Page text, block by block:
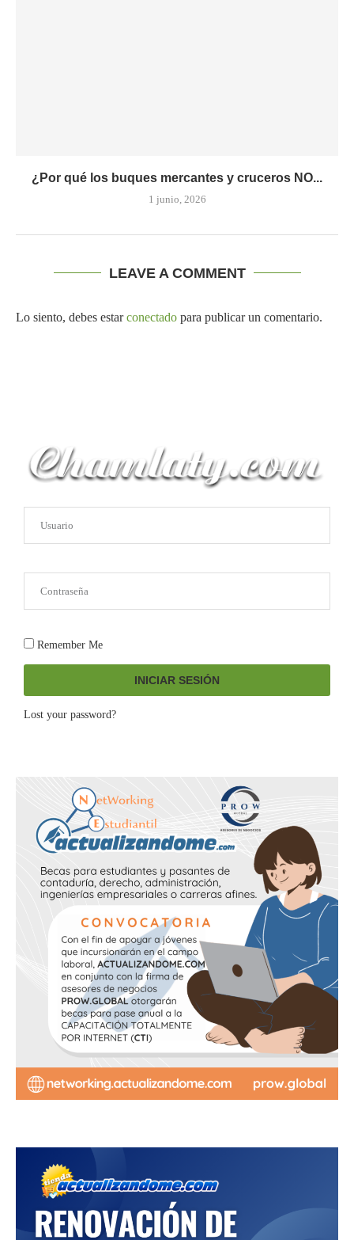
¿Por qué los buques mercantes y cruceros NO...
1 junio, 2026
LEAVE A COMMENT
Lo siento, debes estarconectado para publicar un comentario.
Remember Me
INICIAR SESIÓN
Lost your password?